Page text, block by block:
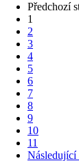
Předchozí
1
2
3
4
5
6
7
8
9
10
11
Následující